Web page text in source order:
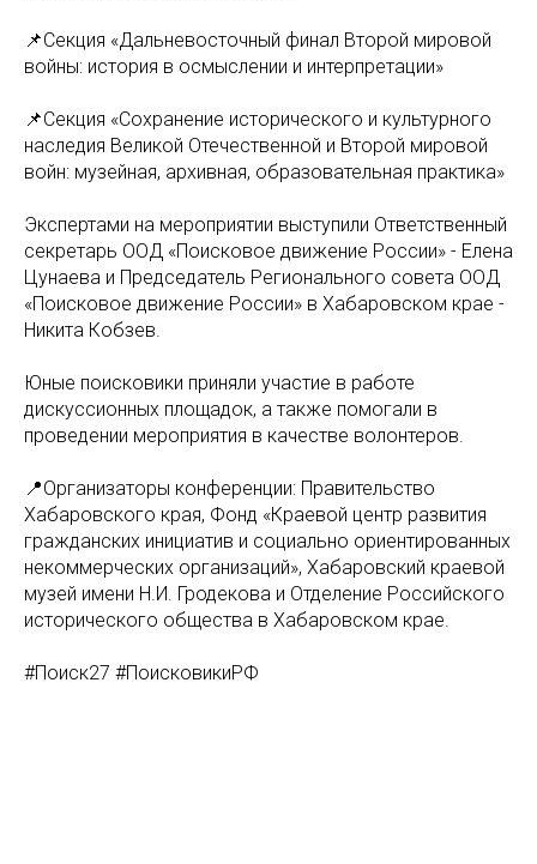
📌Секция «Дальневосточный финал Второй мировой
войны: история в осмыслении и интерпретации»
📌Секция «Сохранение исторического и культурного
наследия Великой Отечественной и Второй мировой
войн: музейная, архивная, образовательная практика»
Экспертами на мероприятии выступили Ответственный
секретарь ООД «Поисковое движение России» - Елена
Цунаева и Председатель Регионального совета ООД
«Поисковое движение России» в Хабаровском крае -
Никита Кобзев.
Юные поисковики приняли участие в работе
дискуссионных площадок, а также помогали в
проведении мероприятия в качестве волонтеров.
📍Организаторы конференции: Правительство
Хабаровского края, Фонд «Краевой центр развития
гражданских инициатив и социально ориентированных
некоммерческих организаций», Хабаровский краевой
музей имени Н.И. Гродекова и Отделение Российского
исторического общества в Хабаровском крае.
#Поиск27 #ПоисковикиРФ